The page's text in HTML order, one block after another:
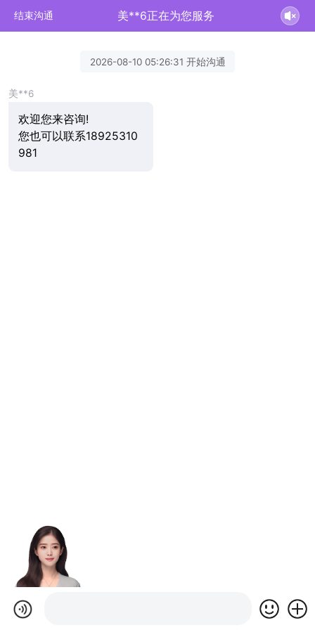
结束沟通 美**6正在为您服务
2026-08-10 05:26:31 开始沟通
美**6
欢迎您来咨询!
您也可以联系18925310
981